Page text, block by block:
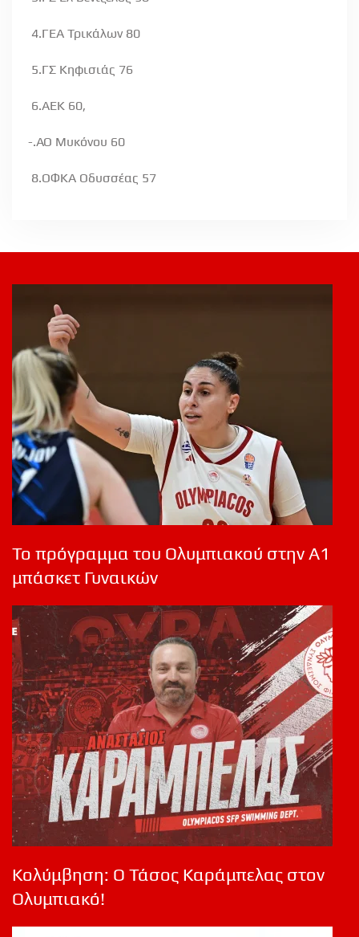
4.ΓΕΑ Τρικάλων 80
5.ΓΣ Κηφισιάς 76
6.ΑΕΚ 60,
-.ΑΟ Μυκόνου 60
8.ΟΦΚΑ Οδυσσέας 57
Το πρόγραμμα του Ολυμπιακού στην Α1
μπάσκετ Γυναικών
Κολύμβηση: Ο Τάσος Καράμπελας στον
Ολυμπιακό!